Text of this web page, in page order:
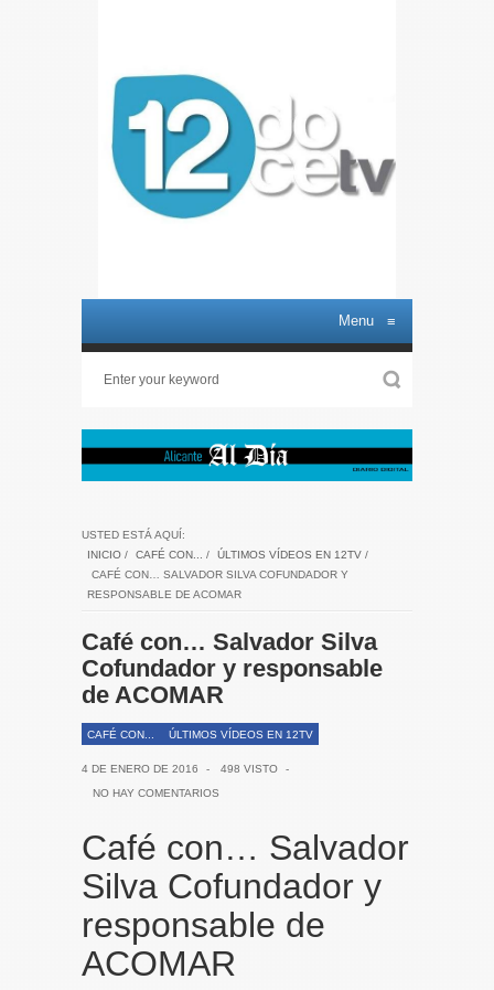
Menu ≡
USTED ESTÁ AQUÍ:
INICIO / CAFÉ CON... / ÚLTIMOS VÍDEOS EN 12TV /
CAFÉ CON… SALVADOR SILVA COFUNDADOR Y
RESPONSABLE DE ACOMAR
Café con… Salvador Silva
Cofundador y responsable
de ACOMAR
CAFÉ CON... ÚLTIMOS VÍDEOS EN 12TV
4 DE ENERO DE 2016 - 498 VISTO
-
NO HAY COMENTARIOS
Café con… Salvador
Silva Cofundador y
responsable de
ACOMAR